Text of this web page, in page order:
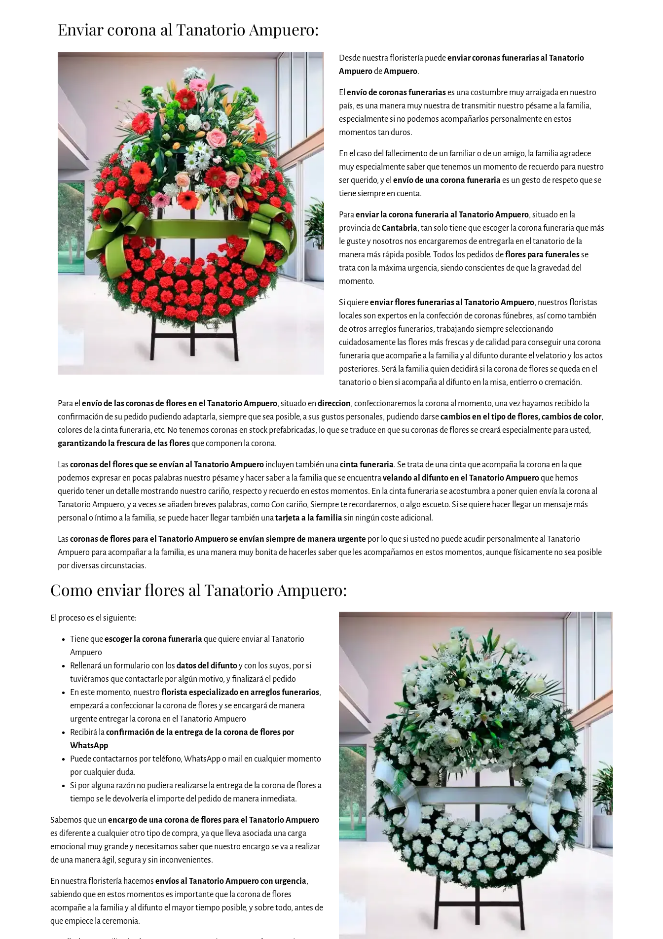
Enviar corona al Tanatorio Ampuero:
Desde nuestra floristería puedeenviar coronas funerarias al Tanatorio
AmpuerodeAmpuero.
El envío de coronas funerariases una costumbre muy arraigada en nuestro
país, es una manera muy nuestra de transmitir nuestro pésame a la familia,
especialmente si no podemos acompañarlos personalmente en estos
momentos tan duros.
En el caso del fallecimento de un familiar o de un amigo, la familia agradece
muy especialmente saber que tenemos un momento de recuerdo para nuestro
ser querido, y el envío de una corona funerariaes un gesto de respeto que se
tiene siempre en cuenta.
Paraenviar la corona funeraria al Tanatorio Ampuero, situado en la
provincia deCantabria, tan solo tiene que escoger la corona funeraria que más
le guste y nosotros nos encargaremos de entregarla en el tanatorio de la
manera más rápida posible. Todos los pedidos deflores para funeralesse
trata con la máxima urgencia, siendo conscientes de que la gravedad del
momento.
Si quiereenviar flores funerarias al Tanatorio Ampuero, nuestros floristas
locales son expertos en la confección de coronas fúnebres, así como también
de otros arreglos funerarios, trabajando siempre seleccionando
cuidadosamente las flores más frescas y de calidad para conseguir una corona
funeraria que acompañe a la familia y al difunto durante el velatorio y los actos
posteriores. Será la familia quien decidirá si la corona de flores se queda en el
tanatorio o bien si acompaña al difunto en la misa, entierro o cremación.
Para el envío de las coronas de flores en el Tanatorio Ampuero, situado en direccion, confeccionaremos la corona al momento, una vez hayamos recibido la
confirmación de su pedido pudiendo adaptarla, siempre que sea posible, a sus gustos personales, pudiendo darsecambios en el tipo de flores, cambios de color,
colores de la cinta funeraria, etc. No tenemos coronas en stock prefabricadas, lo que se traduce en que su coronas de flores se creará especialmente para usted,
garantizando la frescura de las floresque componen la corona.
Las coronas del flores que se envían al Tanatorio Ampuero incluyen también unacinta funeraria. Se trata de una cinta que acompaña la corona en la que
podemos expresar en pocas palabras nuestro pésame y hacer saber a la familia que se encuentravelando al difunto en el Tanatorio Ampueroque hemos
querido tener un detalle mostrando nuestro cariño, respecto y recuerdo en estos momentos. En la cinta funeraria se acostumbra a poner quien envía la corona al
Tanatorio Ampuero, y a veces se añaden breves palabras, como Con cariño, Siempre te recordaremos, o algo escueto. Si se quiere hacer llegar un mensaje más
personal o íntimo a la familia, se puede hacer llegar también unatarjeta a la familiasin ningún coste adicional.
Las coronas de flores para el Tanatorio Ampuero se envían siempre de manera urgente por lo que si usted no puede acudir personalmente al Tanatorio
Ampuero para acompañar a la familia, es una manera muy bonita de hacerles saber que les acompañamos en estos momentos, aunque físicamente no sea posible
por diversas circunstacias.
Como enviar flores al Tanatorio Ampuero:
El proceso es el siguiente:
Tiene queescoger la corona funerariaque quiere enviar al Tanatorio
Ampuero
Rellenará un formulario con los datos del difuntoy con los suyos, por si
tuviéramos que contactarle por algún motivo, y finalizará el pedido
En este momento, nuestro florista especializado en arreglos funerarios,
empezará a confeccionar la corona de flores y se encargará de manera
urgente entregar la corona en el Tanatorio Ampuero
Recibirá laconfirmación de la entrega de la corona de flores por
WhatsApp
Puede contactarnos por teléfono, WhatsApp o mail en cualquier momento
por cualquier duda.
Si por alguna razón no pudiera realizarse la entrega de la corona de flores a
tiempo se le devolvería el importe del pedido de manera inmediata.
Sabemos que un encargo de una corona de flores para el Tanatorio Ampuero
es diferente a cualquier otro tipo de compra, ya que lleva asociada una carga
emocional muy grande y necesitamos saber que nuestro encargo se va a realizar
de una manera ágil, segura y sin inconvenientes.
En nuestra floristería hacemos envíos al Tanatorio Ampuero con urgencia,
sabiendo que en estos momentos es importante que la corona de flores
acompañe a la familia y al difunto el mayor tiempo posible, y sobre todo, antes de
que empiece la ceremonia.